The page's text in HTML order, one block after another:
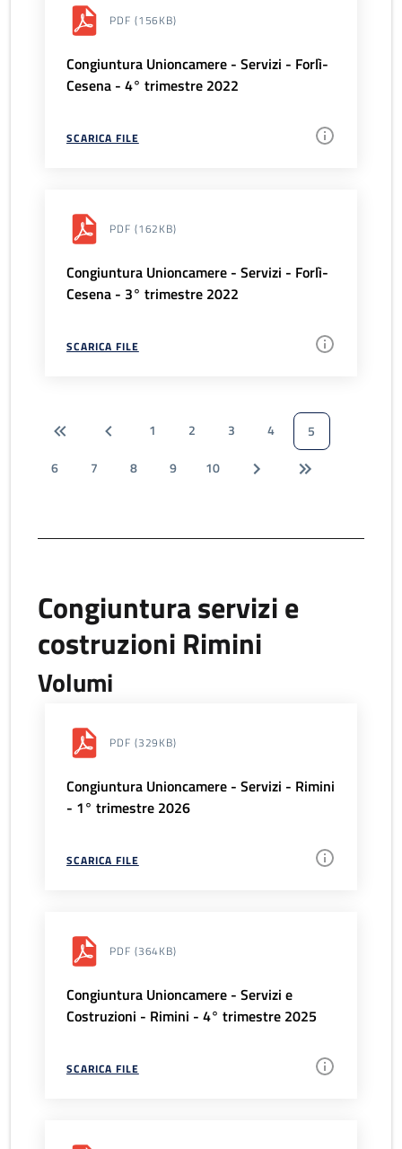
PDF (156KB)
Congiuntura Unioncamere - Servizi - Forlì-
Cesena - 4° trimestre 2022
SCARICA FILE
PDF (162KB)
Congiuntura Unioncamere - Servizi - Forlì-
Cesena - 3° trimestre 2022
SCARICA FILE
1 2 3 4
5
6
7 8 9 10
Congiuntura servizi e
costruzioni Rimini
Volumi
PDF (329KB)
Congiuntura Unioncamere - Servizi - Rimini
- 1° trimestre 2026
SCARICA FILE
PDF (364KB)
Congiuntura Unioncamere - Servizi e
Costruzioni - Rimini - 4° trimestre 2025
SCARICA FILE